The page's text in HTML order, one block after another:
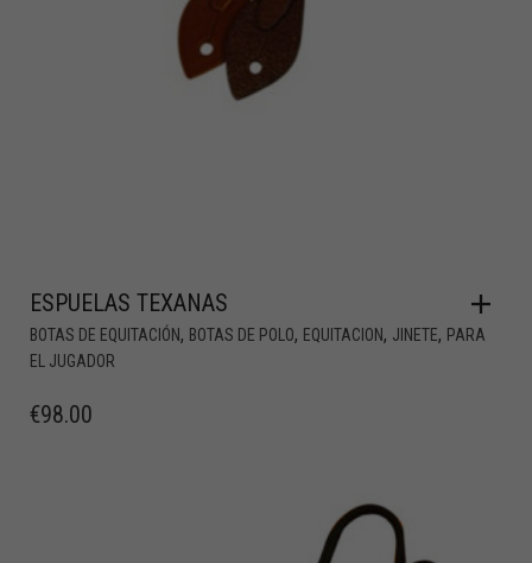
ESPUELAS TEXANAS
BOTAS DE EQUITACIÓN, BOTAS DE POLO, EQUITACION, JINETE, PARA
EL JUGADOR
€98.00